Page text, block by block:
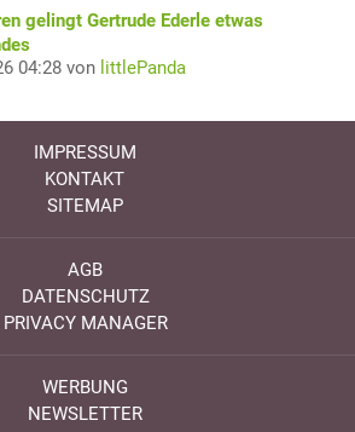
gelingt Gertrude Ederle etwas
04:28 von littlePanda
IMPRESSUM
KONTAKT
SITEMAP
AGB
DATENSCHUTZ
PRIVACY MANAGER
WERBUNG
NEWSLETTER